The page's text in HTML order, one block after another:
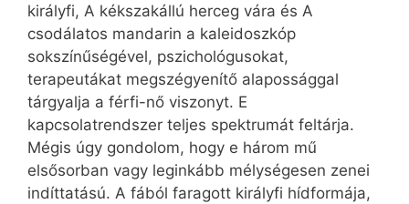
királyfi, A kékszakállú herceg vára és A
csodálatos mandarin a kaleidoszkóp
sokszínűségével, pszichológusokat,
terapeutákat megszégyenítő alapossággal
tárgyalja a férfi-nő viszonyt. E
kapcsolatrendszer teljes spektrumát feltárja.
Mégis úgy gondolom, hogy e három mű
elsősorban vagy leginkább mélységesen zenei
indíttatású. A fából faragott királyfi hídformája,